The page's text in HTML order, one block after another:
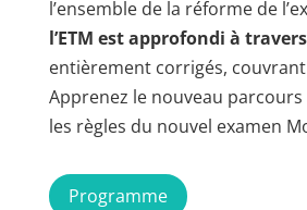
l’ensemble de la réforme de
l’ETM est approfondi à
entièrement corrigés,
Apprenez le nouveau
les règles du nouvel examen
Programme